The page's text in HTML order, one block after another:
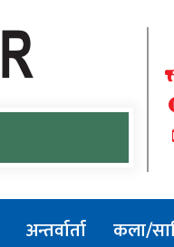
अन्तर्वार्ता कला/